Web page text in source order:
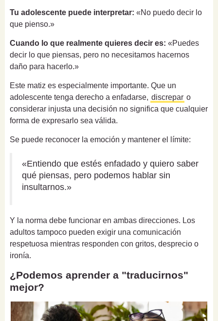
Tu adolescente puede interpretar: «No puedo decir lo
que pienso.»
Cuando lo que realmente quieres decir es: «Puedes
decir lo que piensas, pero no necesitamos hacernos
daño para hacerlo.»
Este matiz es especialmente importante. Que un
adolescente tenga derecho a enfadarse, discrepar o
considerar injusta una decisión no significa que cualquier
forma de expresarlo sea válida.
Se puede reconocer la emoción y mantener el límite:
«Entiendo que estés enfadado y quiero saber
qué piensas, pero podemos hablar sin
insultarnos.»
Y la norma debe funcionar en ambas direcciones. Los
adultos tampoco pueden exigir una comunicación
respetuosa mientras responden con gritos, desprecio o
ironía.
¿Podemos aprender a "traducirnos"
mejor?